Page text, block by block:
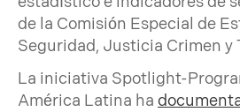
de la Comisión Especial de
Seguridad, Justicia Crimen y
La iniciativa Spotlight-
América Latina ha